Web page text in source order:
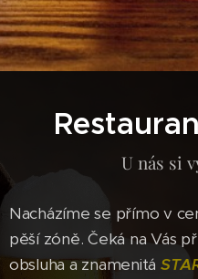
U nás si
Nacházíme se přímo v
pěší zóně. Čeká na Vás
obsluha a znamenitá